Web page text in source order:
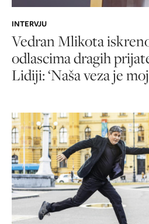
INTERVJU
Vedran Mlikota
odlascima dragih
Lidiji: ‘Naša veza je